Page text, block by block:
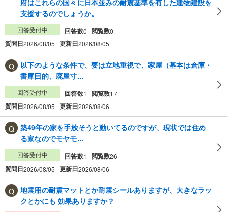
支援するのでしょうか。
回答受付中 回答数0 閲覧数0
質問日2026/08/05 更新日2026/08/05
以下のような条件で、要は立地重視で、家屋（基本は倉庫・
書庫目的、廃屋寸...
回答受付中 回答数1 閲覧数17
質問日2026/08/05 更新日2026/08/06
築49年の家を手放そうと動いてるのですが、現状では住め
る家なのでモヤモ...
回答受付中 回答数1 閲覧数26
質問日2026/08/05 更新日2026/08/06
地震用の耐震マットとか耐震シールありますが、大きなラッ
クとかにも 効果ありますか？